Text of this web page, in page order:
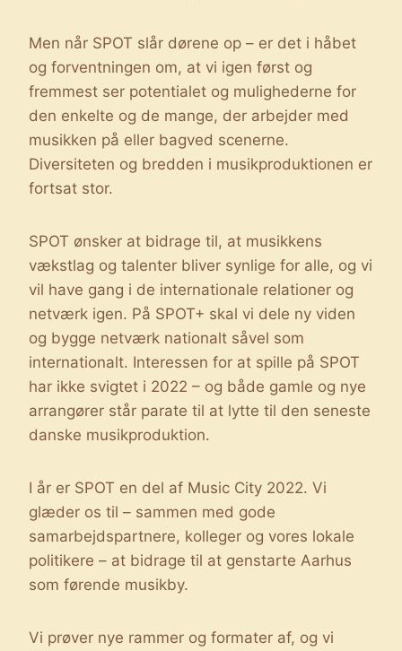
Men når SPOT slår dørene op – er det i håbet
og forventningen om, at vi igen først og
fremmest ser potentialet og mulighederne for
den enkelte og de mange, der arbejder med
musikken på eller bagved scenerne.
Diversiteten og bredden i musikproduktionen er
fortsat stor.
SPOT ønsker at bidrage til, at musikkens
vækstlag og talenter bliver synlige for alle, og vi
vil have gang i de internationale relationer og
netværk igen. På SPOT+ skal vi dele ny viden
og bygge netværk nationalt såvel som
internationalt. Interessen for at spille på SPOT
har ikke svigtet i 2022 – og både gamle og nye
arrangører står parate til at lytte til den seneste
danske musikproduktion.
I år er SPOT en del af Music City 2022. Vi
glæder os til – sammen med gode
samarbejdspartnere, kolleger og vores lokale
politikere – at bidrage til at genstarte Aarhus
som førende musikby.
Vi prøver nye rammer og formater af, og vi